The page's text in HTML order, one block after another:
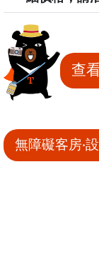
查
無障礙客房‧